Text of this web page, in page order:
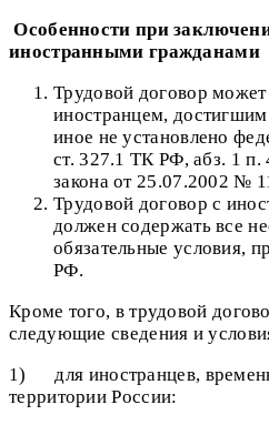
Особенности при
иностранными гражданами
Трудовой договор может
иностранцем, достигшим
иное не установлено
ст. 327.1 ТК РФ, абз. 1 п.
закона от 25.07.2002 №
Трудовой договор с
должен содержать все
обязательные условия,
РФ.
Кроме того, в трудовой
следующие сведения и
1) для иностранцев,
территории России: